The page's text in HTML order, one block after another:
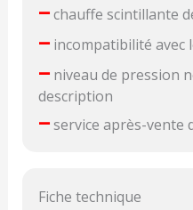
–chauffe scintillante
–incompatibilité avec
–niveau de pression
description
–service après-vente
Fiche technique